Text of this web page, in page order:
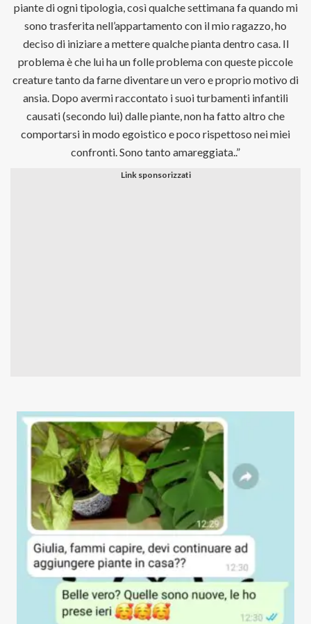
piante di ogni tipologia, così qualche settimana fa quando mi
sono trasferita nell’appartamento con il mio ragazzo, ho
deciso di iniziare a mettere qualche pianta dentro casa. Il
problema è che lui ha un folle problema con queste piccole
creature tanto da farne diventare un vero e proprio motivo di
ansia. Dopo avermi raccontato i suoi turbamenti infantili
causati (secondo lui) dalle piante, non ha fatto altro che
comportarsi in modo egoistico e poco rispettoso nei miei
confronti. Sono tanto amareggiata..”